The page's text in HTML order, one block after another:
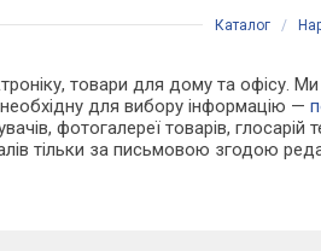
Каталог /
товари для дому та офісу.
для вибору інформацію —
фотогалереї товарів, глосарій
тільки за письмовою згодою